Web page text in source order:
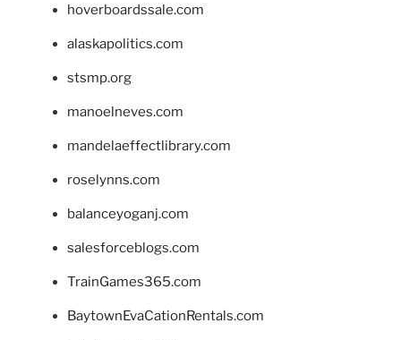
hoverboardssale.com
alaskapolitics.com
stsmp.org
manoelneves.com
mandelaeffectlibrary.com
roselynns.com
balanceyoganj.com
salesforceblogs.com
TrainGames365.com
BaytownEvaCationRentals.com